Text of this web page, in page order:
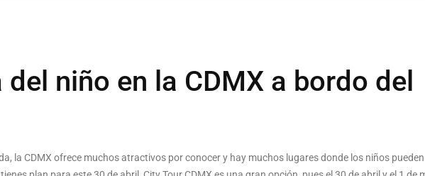
del niño en la CDMX a bordo del
la CDMX ofrece muchos atractivos por conocer y hay muchos lugares donde los niños pueden